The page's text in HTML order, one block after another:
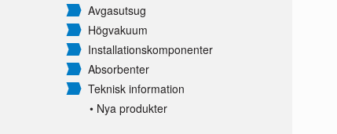
Avgasutsug
Högvakuum
Installationskomponenter
Absorbenter
Teknisk information
• Nya produkter